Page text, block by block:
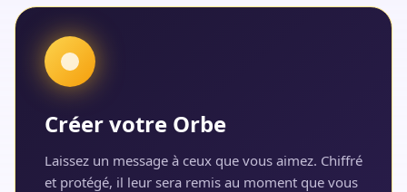
Créer votre Orbe
Laissez un message à ceux que vous aimez. Chiffré
et protégé, il leur sera remis au moment que vous